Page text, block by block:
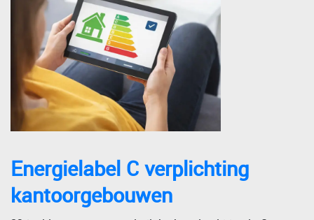
Energielabel C verplichting
kantoorgebouwen